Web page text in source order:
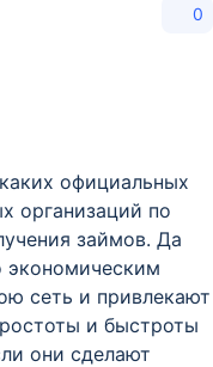
0
официальных
организаций по
займов. Да
экономическим
сеть и привлекают
и быстроты
они сделают